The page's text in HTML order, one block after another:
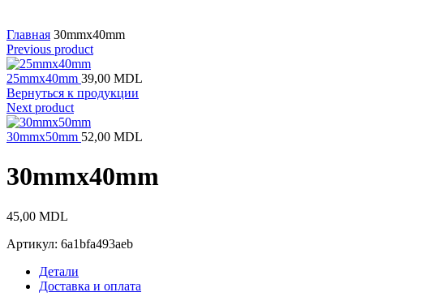
Главная 30mmx40mm
Previous product
25mmx40mm 39,00 MDL
Вернуться к продукции
Next product
30mmx50mm 52,00 MDL
30mmx40mm
45,00 MDL
Артикул: 6a1bfa493aeb
Детали
Доставка и оплата